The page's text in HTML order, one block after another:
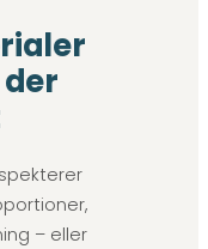
– eller